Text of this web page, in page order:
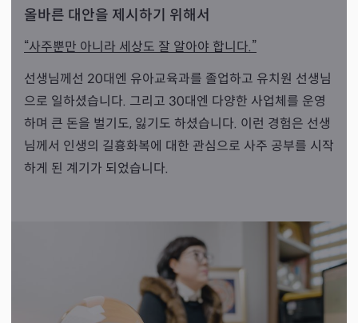
올바른 대안을 제시하기 위해서
“사주뿐만 아니라 세상도 잘 알아야 합니다.”
선생님께선 20대엔 유아교육과를 졸업하고 유치원 선생님
으로 일하셨습니다. 그리고 30대엔 다양한 사업체를 운영
하며 큰 돈을 벌기도, 잃기도 하셨습니다. 이런 경험은 선생
님께서 인생의 길흉화복에 대한 관심으로 사주 공부를 시작
하게 된 계기가 되었습니다.